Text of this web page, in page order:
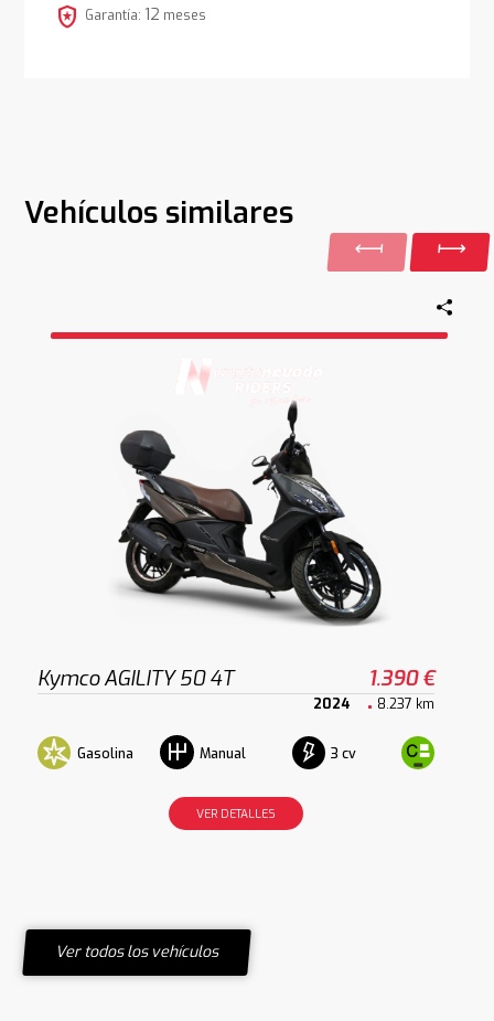
local_police Garantía: 12 meses
Vehículos similares
Kymco AGILITY 50 4T 1.390 €
2024 8.237 km
Gasolina Manual 3 cv
VER DETALLES
Ver todos los vehículos